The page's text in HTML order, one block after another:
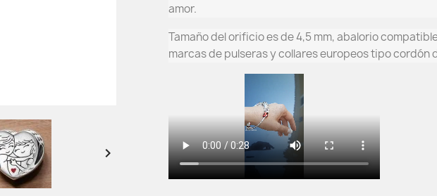

amor.
Tamaño del orificio es de 4,5 mm, abalorio
marcas de pulseras y collares europeos tipo cordón